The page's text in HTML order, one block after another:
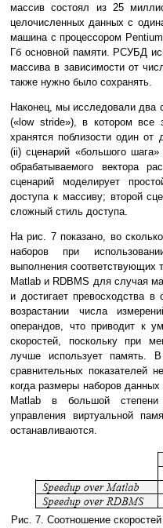
массив состоял из 25
целочисленных данных с
машина с процессором
Гб основной памяти. РСУБД
массива в зависимости от
также нужно было сохранять.
Наконец, мы исследовали два
(«low stride»), в котором все
хранятся поблизости один от
(ii) сценарий «большого
обрабатываемого вектора
сценарий моделирует
доступа к массиву; второй
сложный стиль доступа.
На рис. 7 показано, во
наборов при
выполнения соответствующих
Matlab и RDBMS для случая
и достигает превосходства
возрастании числа
операндов, что приводит к
скоростей, поскольку при
лучше использует память.
сравнительных показателей
когда размеры наборов
Matlab в большой
управления виртуальной
останавливаются.
Рис. 7. Соотношение